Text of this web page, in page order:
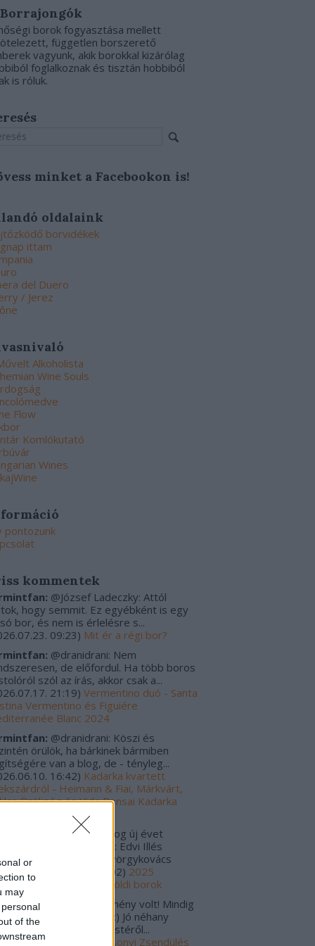
or
to
may
of the
borok fogyasztása mellett
független borszerető
vagyunk, akik borokkal kizárólag
foglalkoznak és tisztán hobbiból
is róluk.
minket a Facebookon is!
oldalaink
borvidékek
ittam
del Duero
/ Jerez
Alkoholista
Wine Souls
Flow
Komlókutató
Wines
pontozunk
kommentek
@József Ladeczky: Attól
hogy semmit. Ez egyébként is egy
bor, és nem is érlelésre s...
09:23) Mit ér a régi bor?
@dranidrani: Nem
de előfordul. Ha több boros
szól az írás, akkor csak a...
21:19) Vermentino duó - Santa
Vermentino és Figuiére
Blanc 2024
@dranidrani: Köszi és
örülök, ha bárkinek bármiben
van a blog, de - tényleg...
16:42) Kadarka kvartett
- Heimann & Fiai, Márkvárt,
Örökség és Vida Bonsai Kadarka
Boldog új évet
Tavalyi kedvencek: Edvi Illés
Kéknyelű 2020 Györgykovács
2026.01.06. 12:02) 2025
- Magyar és külföldi borok
Zoltánn:
Szuper esemény volt! Mindig
jók a Zsendülések :) Jó néhany
tértem haza az estéről...
00:01
Karácsonyi Zsendülés